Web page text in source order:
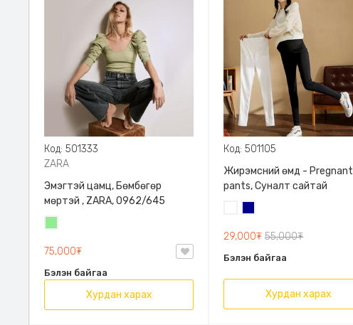
Код: 501333
ZARA
Эмэгтэй цамц, Бөмбөгөр
мөртэй , ZARA, 0962/645
75,000₮
Бэлэн байгаа
Хурдан харах
Код: 501105
Жирэмсний өмд - Pregnant
pants, Суналт сайтай
29,000₮55,000₮
Бэлэн байгаа
Хурдан харах